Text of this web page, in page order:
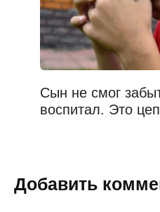
Сын не смог
воспитал. Это
Добавить